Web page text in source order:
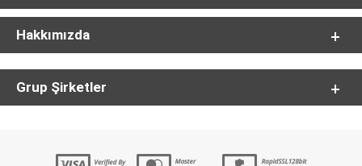
Hakkımızda
Grup Şirketler